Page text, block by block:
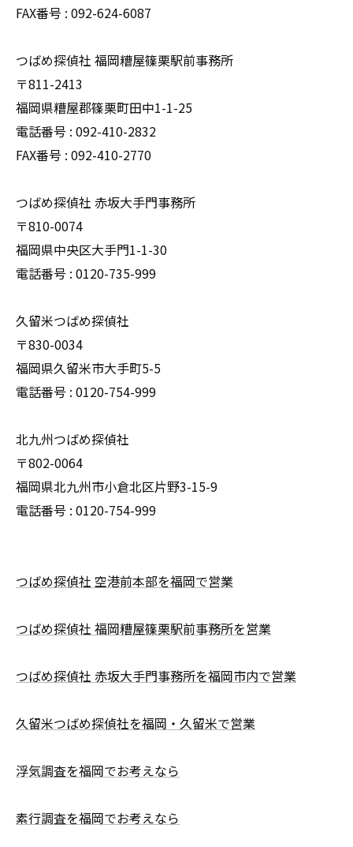
FAX番号 : 092-624-6087
つばめ探偵社 福岡糟屋篠栗駅前事務所
〒811-2413
福岡県糟屋郡篠栗町田中1-1-25
電話番号 : 092-410-2832
FAX番号 : 092-410-2770
つばめ探偵社 赤坂大手門事務所
〒810-0074
福岡県中央区大手門1-1-30
電話番号 : 0120-735-999
久留米つばめ探偵社
〒830-0034
福岡県久留米市大手町5-5
電話番号 : 0120-754-999
北九州つばめ探偵社
〒802-0064
福岡県北九州市小倉北区片野3-15-9
電話番号 : 0120-754-999
つばめ探偵社 空港前本部を福岡で営業
つばめ探偵社 福岡糟屋篠栗駅前事務所を営業
つばめ探偵社 赤坂大手門事務所を福岡市内で営業
久留米つばめ探偵社を福岡・久留米で営業
浮気調査を福岡でお考えなら
素行調査を福岡でお考えなら